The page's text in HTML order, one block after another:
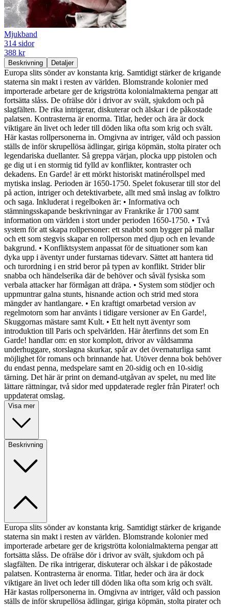
Mjukband
314 sidor
388 kr
Beskrivning Detaljer
Europa slits sönder av konstanta krig. Samtidigt stärker de krigande
staterna sin makt i resten av världen. Blomstrande kolonier med
importerade arbetare ger de krigströtta kolonialmakterna pengar att
fortsätta slåss. De ofrälse dör i drivor av svält, sjukdom och på
slagfälten. De rika intrigerar, diskuterar och älskar i de påkostade
palatsen. Kontrasterna är enorma. Titlar, heder och ära är dock
viktigare än livet och leder till döden lika ofta som krig och svält.
Här kastas rollpersonerna in. Omgivna av intriger, våld och passion
ställs de inför skrupellösa ädlingar, giriga köpmän, stolta pirater och
legendariska duellanter. Så greppa värjan, plocka upp pistolen och
ge dig ut i en stormig tid fylld av konflikter, kontraster och
dekadens. En Garde! är ett mörkt historiskt matinérollspel med
mytiska inslag. Perioden är 1650-1750. Spelet fokuserar till stor del
på action, intriger och detektivarbete, allt med små inslag av folktro
och saga. Inkluderat i regelboken är: • Informativa och
stämningsskapande beskrivningar av Frankrike år 1700 samt
information om världen i stort under perioden 1650-1750. • Två
system för att skapa rollpersoner: ett snabbt som bygger på mallar
och ett som stegvis skapar en rollperson med djup och en levande
bakgrund. • Konfliktsystem anpassat för de situationer som kan
dyka upp i äventyr under furstarnas tidevarv. Sättet att hantera tid
och turordning i en strid beror på typen av konflikt. Strider blir
snabba och händelserika där de behöver och såväl fysiska som
verbala attacker har förmågan att dräpa. • System som stödjer och
uppmuntrar galna stunts, hisnande action och strid med stora
mängder av hantlangare. • En kraftigt omarbetad version av
regelmotorn som har använts i tidigare versioner av En Garde!,
Skuggornas mästare samt Kult. • Ett helt nytt äventyr som
introduktion till Paris och spelvärlden. Här återfinns det som En
Garde! handlar om: en stor komplott, drivor av våldsamma
underhuggare, storslagna skurkar, spår av det övernaturliga samt
möjlighet för romans och brinnande hat. Utöver denna bok behöver
du endast penna, medspelare samt en 20-sidig och en 10-sidig
tärning. Det här är print on demand-utgåvan av spelet, nu med lite
lättare rättningar, två sidor med uppdaterade regler från Pirater! och
uppdaterat omslag.
Visa mer
Beskrivning
Europa slits sönder av konstanta krig. Samtidigt stärker de krigande
staterna sin makt i resten av världen. Blomstrande kolonier med
importerade arbetare ger de krigströtta kolonialmakterna pengar att
fortsätta slåss. De ofrälse dör i drivor av svält, sjukdom och på
slagfälten. De rika intrigerar, diskuterar och älskar i de påkostade
palatsen. Kontrasterna är enorma. Titlar, heder och ära är dock
viktigare än livet och leder till döden lika ofta som krig och svält.
Här kastas rollpersonerna in. Omgivna av intriger, våld och passion
ställs de inför skrupellösa ädlingar, giriga köpmän, stolta pirater och